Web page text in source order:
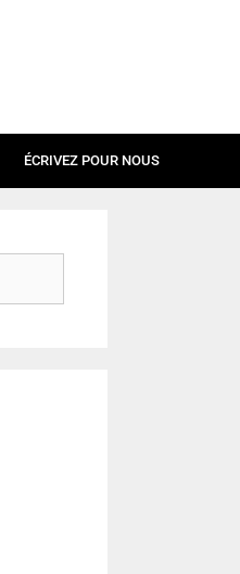
ÉCRIVEZ POUR NOUS